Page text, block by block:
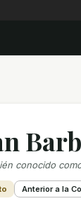
conocido
Anterior a la